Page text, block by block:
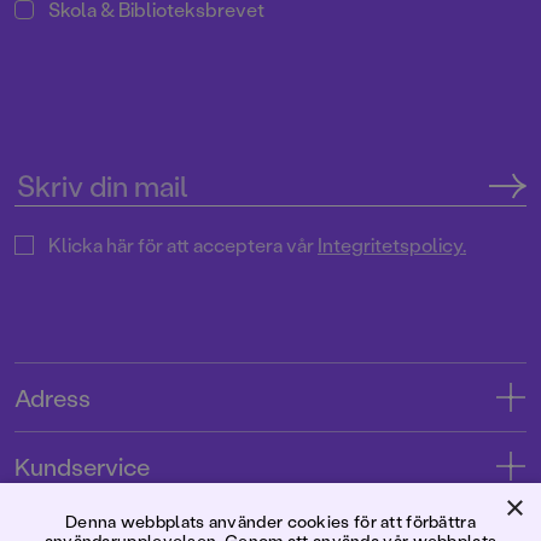
Skola & Biblioteksbrevet
Klicka här för att acceptera vårIntegritetspolicy.
Adress
Kundservice
Kontakta oss
Förlaget
×
Denna webbplats använder cookies för att förbättra